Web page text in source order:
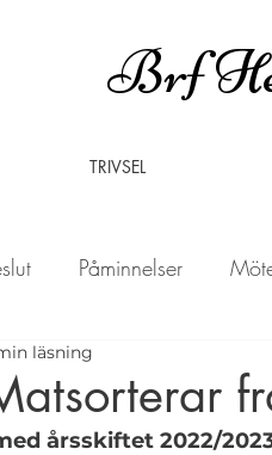
Brf
TRIVSEL
Påminnelser
Erbjudanden
läsning
årsskiftet 2022/